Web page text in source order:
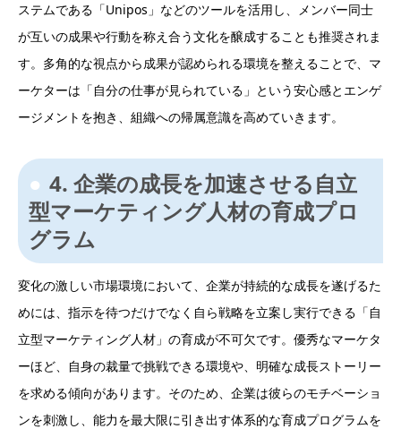
ステムである「Unipos」などのツールを活用し、メンバー同士
が互いの成果や行動を称え合う文化を醸成することも推奨されま
す。多角的な視点から成果が認められる環境を整えることで、マ
ーケターは「自分の仕事が見られている」という安心感とエンゲ
ージメントを抱き、組織への帰属意識を高めていきます。
4. 企業の成長を加速させる自立
型マーケティング人材の育成プロ
グラム
変化の激しい市場環境において、企業が持続的な成長を遂げるた
めには、指示を待つだけでなく自ら戦略を立案し実行できる「自
立型マーケティング人材」の育成が不可欠です。優秀なマーケタ
ーほど、自身の裁量で挑戦できる環境や、明確な成長ストーリー
を求める傾向があります。そのため、企業は彼らのモチベーショ
ンを刺激し、能力を最大限に引き出す体系的な育成プログラムを